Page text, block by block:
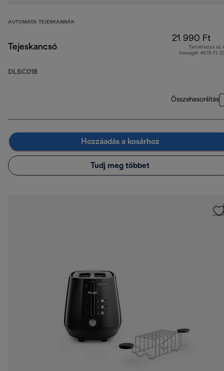
AUTOMATA TEJESKANNÁK
Tejeskancsó
DLSC018
21 990 Ft
Tartalmazza az
összegét 4675 Ft
Összehasonlítás
Hozzáadás a kosárhoz
Tudj meg többet